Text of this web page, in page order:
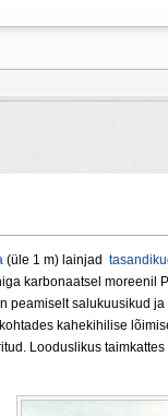
(üle 1 m) lainjad
karbonaatsel moreenil
peamiselt salukuusikud
kahekihilise
Looduslikus